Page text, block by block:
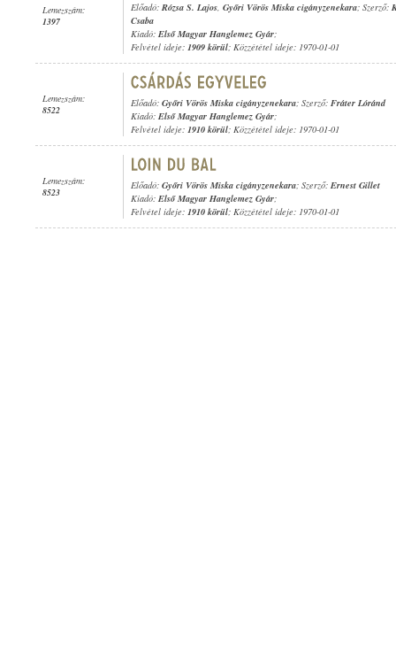
Lemezszám:
1397
Előadó: Rózsa S. Lajos, Győri Vörös Miska cigányzenekara; Szerző:
Csaba
Kiadó: Első Magyar Hanglemez Gyár;
Felvétel ideje: 1909 körül; Közzététel ideje: 1970-01-01
Lemezszám:
8522
Előadó: Győri Vörös Miska cigányzenekara; Szerző: Fráter Lóránd
Kiadó: Első Magyar Hanglemez Gyár;
Felvétel ideje: 1910 körül; Közzététel ideje: 1970-01-01
Lemezszám:
8523
Előadó: Győri Vörös Miska cigányzenekara; Szerző: Ernest Gillet
Kiadó: Első Magyar Hanglemez Gyár;
Felvétel ideje: 1910 körül; Közzététel ideje: 1970-01-01